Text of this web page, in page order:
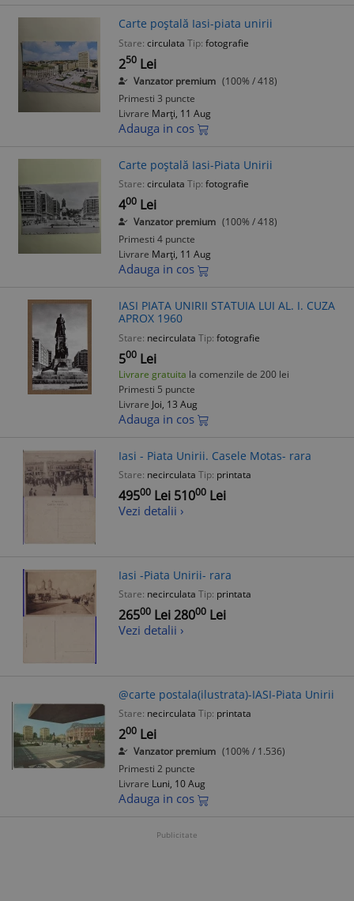
Carte poștală Iasi-piata unirii
Stare: circulata Tip: fotografie
250 Lei
Vanzator premium (100% / 418)
Primesti 3 puncte
Livrare Marți, 11 Aug
Adauga in cos
Carte poștală Iasi-Piata Unirii
Stare: circulata Tip: fotografie
400 Lei
Vanzator premium (100% / 418)
Primesti 4 puncte
Livrare Marți, 11 Aug
Adauga in cos
IASI PIATA UNIRII STATUIA LUI AL. I. CUZA
APROX 1960
Stare: necirculata Tip: fotografie
500 Lei
Livrare gratuita la comenzile de 200 lei
Primesti 5 puncte
Livrare Joi, 13 Aug
Adauga in cos
Iasi - Piata Unirii. Casele Motas- rara
Stare: necirculata Tip: printata
49500 Lei 51000 Lei
Vezi detalii ›
Iasi -Piata Unirii- rara
Stare: necirculata Tip: printata
26500 Lei28000 Lei
Vezi detalii ›
@carte postala(ilustrata)-IASI-Piata Unirii
Stare: necirculata Tip: printata
200 Lei
Vanzator premium (100% / 1.536)
Primesti 2 puncte
Livrare Luni, 10 Aug
Adauga in cos
Publicitate